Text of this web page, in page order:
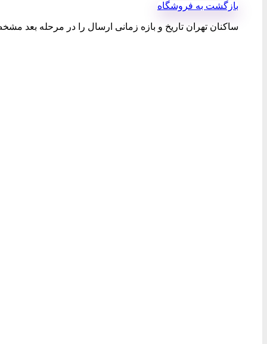
بازگشت به فروشگاه
ساکنان تهران تاریخ و بازه زمانی ارسال را در مرحله بعد